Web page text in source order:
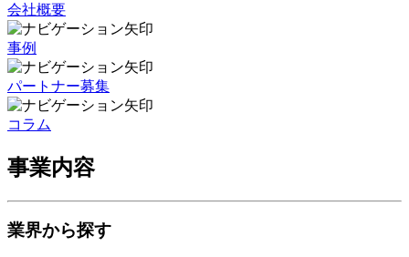
会社概要
事例
パートナー募集
コラム
事業内容
業界から探す